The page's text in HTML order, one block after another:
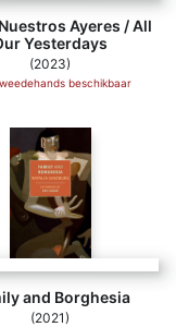
Ayeres / All
Yesterdays
(2023)
beschikbaar
and Borghesia
(2021)